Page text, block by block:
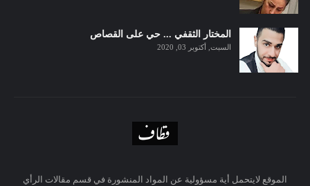
المختار الثقفي ... حي على القصاص
السبت, أكتوبر 03, 2020
الموقع لايتحمل أية مسؤولية عن المواد المنشورة في قسم مقالات الرأي